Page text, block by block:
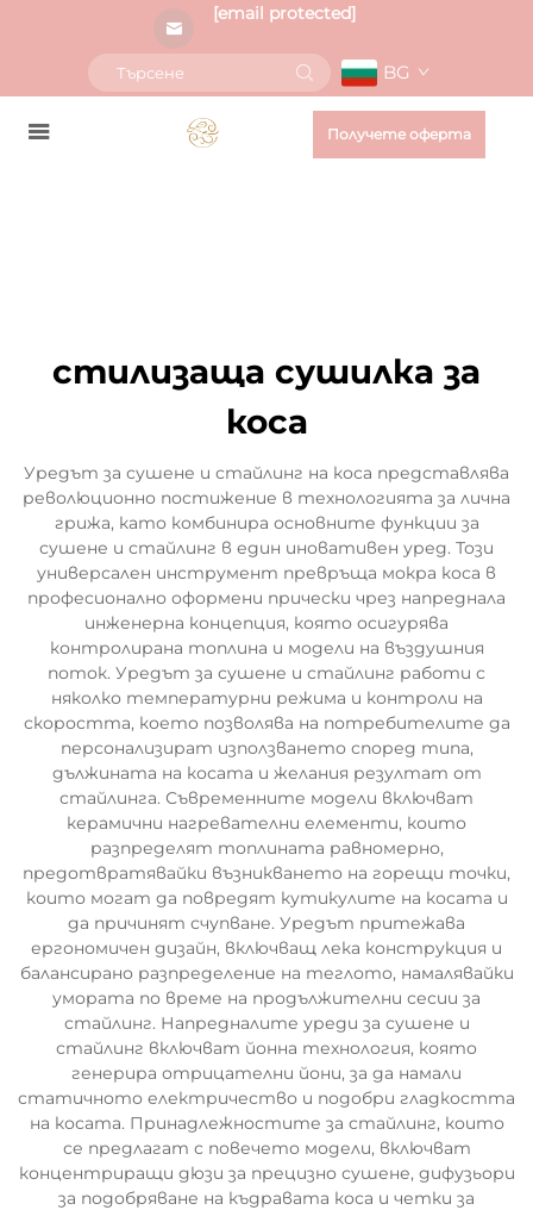
[email protected]
BG
Получете оферта
стилизаща сушилка за
коса
Уредът за сушене и стайлинг на коса представлява
революционно постижение в технологията за лична
грижа, като комбинира основните функции за
сушене и стайлинг в един иновативен уред. Този
универсален инструмент превръща мокра коса в
професионално оформени прически чрез напреднала
инженерна концепция, която осигурява
контролирана топлина и модели на въздушния
поток. Уредът за сушене и стайлинг работи с
няколко температурни режима и контроли на
скоростта, което позволява на потребителите да
персонализират използването според типа,
дължината на косата и желания резултат от
стайлинга. Съвременните модели включват
керамични нагревателни елементи, които
разпределят топлината равномерно,
предотвратявайки възникването на горещи точки,
които могат да повредят кутикулите на косата и
да причинят счупване. Уредът притежава
ергономичен дизайн, включващ лека конструкция и
балансирано разпределение на теглото, намалявайки
умората по време на продължителни сесии за
стайлинг. Напредналите уреди за сушене и
стайлинг включват йонна технология, която
генерира отрицателни йони, за да намали
статичното електричество и подобри гладкостта
на косата. Принадлежностите за стайлинг, които
се предлагат с повечето модели, включват
концентриращи дюзи за прецизно сушене, дифузьори
за подобряване на къдравата коса и четки за